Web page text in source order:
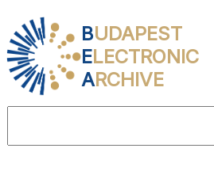
BUDAPEST
ELECTRONIC
ARCHIVE